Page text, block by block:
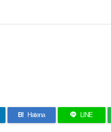
B! Hatena LINE